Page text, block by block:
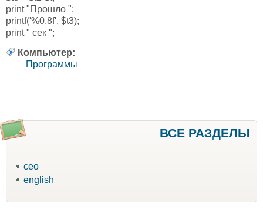
print "Прошло ";
printf('%0.8f', $t3);
print " сек ";
Компьютер:
Программы
ВСЕ РАЗДЕЛЫ
ceo
english